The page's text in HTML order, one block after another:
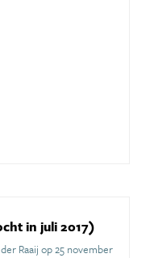
in juli 2017)
Raaij op 25 november